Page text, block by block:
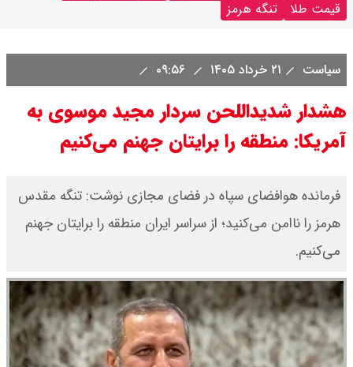
قیمت طلا
تنگه هرمز
سیاست ۲۱ خرداد ۱۴۰۵
هشدار شدید‌اللحن سردار مجید موسوی به
آمریکا: منطقه را برایتان جهنم می‌کنیم
فرمانده هوافضای سپاه در فضای مجازی نوشت: تنگه مقدس
هرمز را ناامن می‌کنید؛ از سراسر ایران منطقه را برایتان جهنم
می‌کنیم.